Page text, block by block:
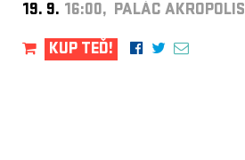
19. 9. 16:00, PALÁC AKROPOLIS
KUP TEĎ!